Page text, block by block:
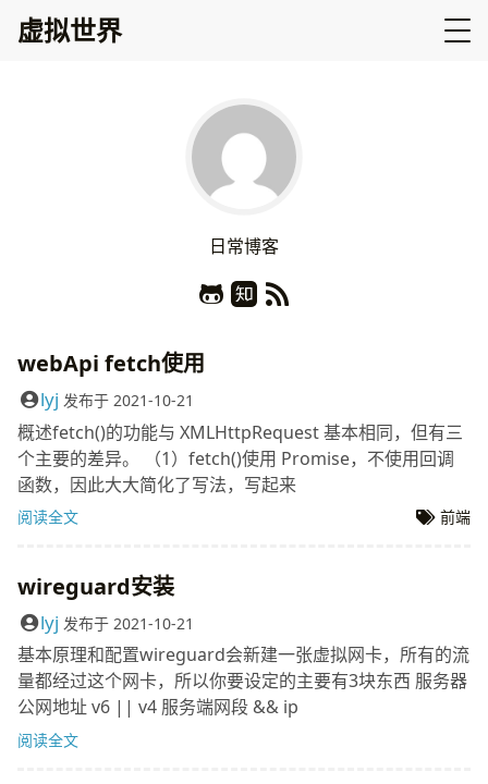
虚拟世界
日常博客
webApi fetch使用
lyj 发布于 2021-10-21
概述fetch()的功能与 XMLHttpRequest 基本相同，但有三
个主要的差异。 （1）fetch()使用 Promise，不使用回调
函数，因此大大简化了写法，写起来
阅读全文 前端
wireguard安装
lyj 发布于 2021-10-21
基本原理和配置wireguard会新建一张虚拟网卡，所有的流
量都经过这个网卡，所以你要设定的主要有3块东西 服务器
公网地址 v6 || v4 服务端网段 && ip
阅读全文